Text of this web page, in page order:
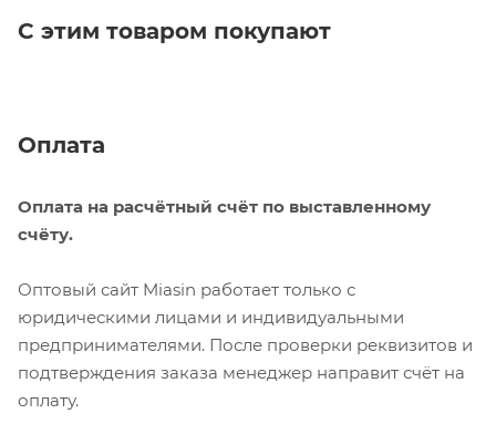
С этим товаром покупают
Оплата
Оплата на расчётный счёт по выставленному
счёту.
Оптовый сайт Miasin работает только с
юридическими лицами и индивидуальными
предпринимателями. После проверки реквизитов и
подтверждения заказа менеджер направит счёт на
оплату.